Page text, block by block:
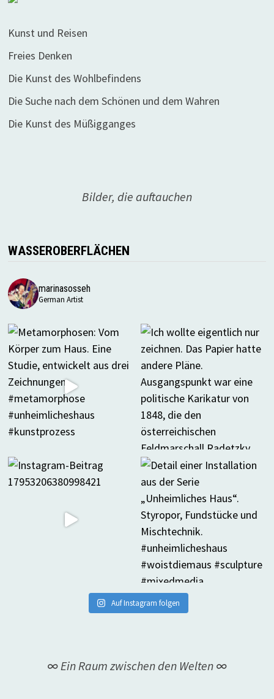
Kunst und Reisen
Freies Denken
Die Kunst des Wohlbefindens
Die Suche nach dem Schönen und dem Wahren
Die Kunst des Müßigganges
Bilder, die auftauchen
WASSEROBERFLÄCHEN
marinasosseh
German Artist
Auf Instagram folgen
∞ Ein Raum zwischen den Welten ∞